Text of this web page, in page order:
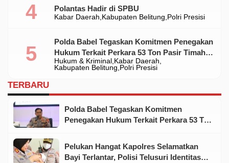
Kabar Daerah Kabupaten Belitung Polri Presisi
Polantas Hadir di SPBU
Hukum & Kriminal Kabar Daerah
Kabupaten Belitung Polri Presisi
Polda Babel Tegaskan Komitmen Penegakan
Hukum Terkait Perkara 53 Ton Pasir Timah
Ilegal Di Belitung
TERBARU
Polda Babel Tegaskan Komitmen
Penegakan Hukum Terkait Perkara 53 Ton
Pelukan Hangat Kapolres Selamatkan
Bayi Terlantar, Polisi Telusuri Identitas